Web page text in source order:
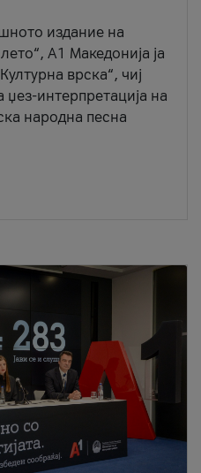
издание на
А1 Македонија ја
врска“, чиј
интерпретација на
народна песна